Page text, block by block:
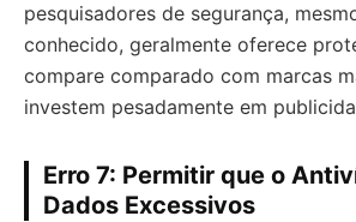
pesquisadores de segurança,
conhecido, geralmente oferece
compare comparado com marcas
investem pesadamente em
Erro 7: Permitir que o
Dados Excessivos